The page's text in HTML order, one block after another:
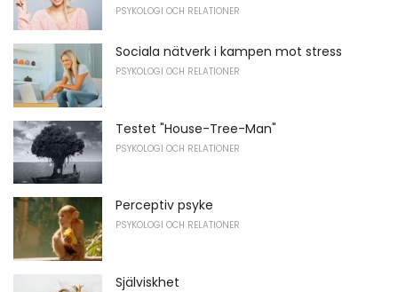
PSYKOLOGI OCH RELATIONER
Sociala nätverk i kampen mot stress
PSYKOLOGI OCH RELATIONER
Testet "House-Tree-Man"
PSYKOLOGI OCH RELATIONER
Perceptiv psyke
PSYKOLOGI OCH RELATIONER
Själviskhet